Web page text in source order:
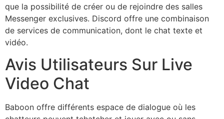
que la possibilité de créer ou de rejoindre des salles
Messenger exclusives. Discord offre une combinaison
de services de communication, dont le chat texte et
vidéo.
Avis Utilisateurs Sur Live
Video Chat
Baboon offre différents espace de dialogue où les